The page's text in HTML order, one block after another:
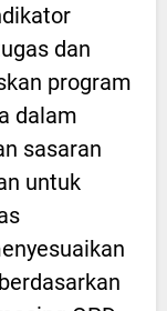
dan
program
dalam
sasaran
untuk